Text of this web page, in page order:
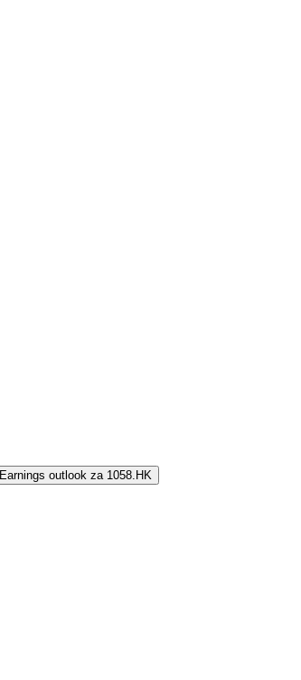
Earnings outlook za 1058.HK